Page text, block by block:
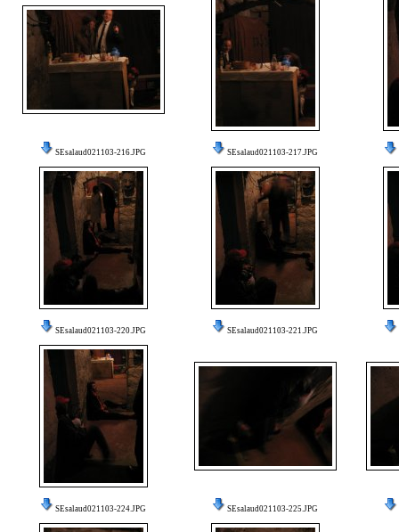
SEsalaud021103-216.JPG SEsalaud021103-217.JPG
SEsalaud021103-220.JPG SEsalaud021103-221.JPG
SEsalaud021103-224.JPG SEsalaud021103-225.JPG